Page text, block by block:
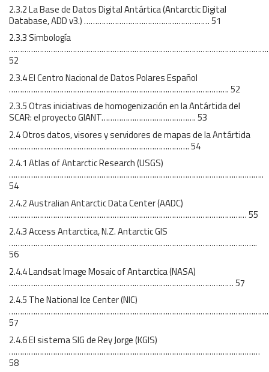
2.3.2 La Base de Datos Digital Antártica (Antarctic Digital
Database, ADD v3.) ………………………………………………… 51
2.3.3 Simbología
52
2.3.4 El Centro Nacional de Datos Polares Español
………………………………………………………………………………………. 52
2.3.5 Otras iniciativas de homogenización en la Antártida del
SCAR: el proyecto GIANT……………………………………. 53
2.4 Otros datos, visores y servidores de mapas de la Antártida
………………………………………………………………………. 54
2.4.1 Atlas of Antarctic Research (USGS)
……………………………………………………………………………………………………..
54
2.4.2 Australian Antarctic Data Center (AADC)
……………………………………………………………………………………………… 55
2.4.3 Access Antarctica, N.Z. Antarctic GIS
…………………………………………………………………………………………………..
56
2.4.4 Landsat Image Mosaic of Antarctica (NASA)
………………………………………………………………………………………… 57
2.4.5 The National Ice Center (NIC)
57
2.4.6 El sistema SIG de Rey Jorge (KGIS)
……………………………………………………………………………………………………
58